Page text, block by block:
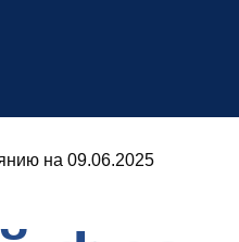
на 09.06.2025